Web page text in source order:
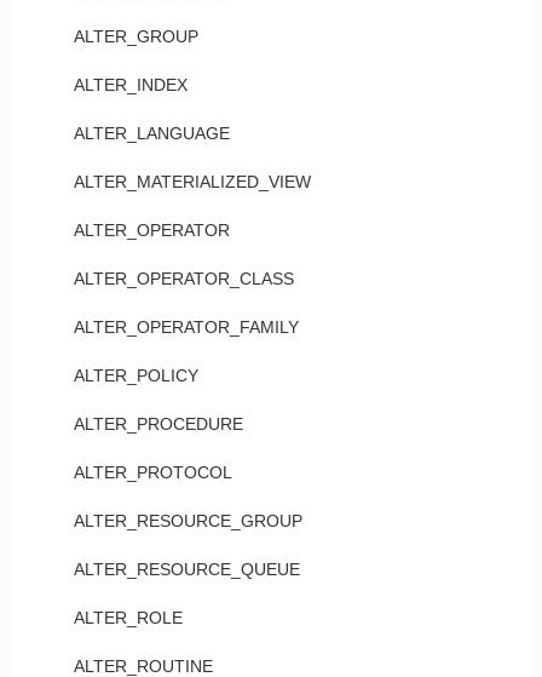
ALTER_GROUP
ALTER_INDEX
ALTER_LANGUAGE
ALTER_MATERIALIZED_VIEW
ALTER_OPERATOR
ALTER_OPERATOR_CLASS
ALTER_OPERATOR_FAMILY
ALTER_POLICY
ALTER_PROCEDURE
ALTER_PROTOCOL
ALTER_RESOURCE_GROUP
ALTER_RESOURCE_QUEUE
ALTER_ROLE
ALTER_ROUTINE